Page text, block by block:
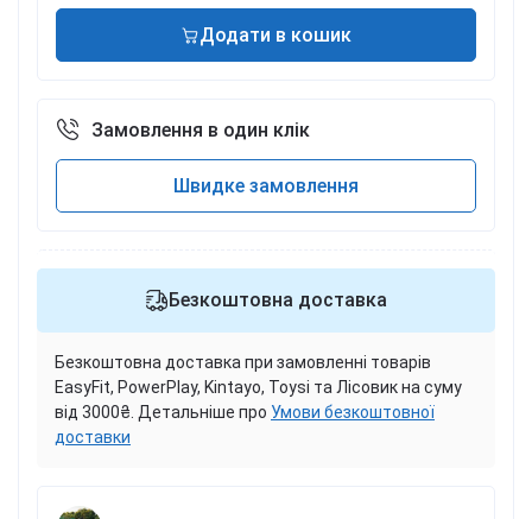
Додати в кошик
Замовлення в один клік
Швидке замовлення
Безкоштовна доставка
Безкоштовна доставка при замовленні товарів
EasyFit, PowerPlay, Kintayo, Toysi та Лісовик на суму
від 3000₴. Детальніше про Умови безкоштовної
доставки